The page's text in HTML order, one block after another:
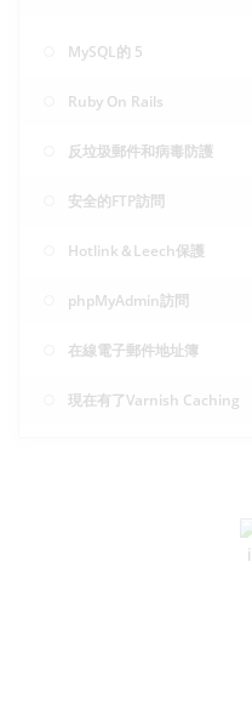
MySQL的 5
Ruby On Rails
反垃圾郵件和病毒防護
安全的FTP訪問
Hotlink＆Leech保護
phpMyAdmin訪問
在線電子郵件地址簿
現在有了Varnish Caching